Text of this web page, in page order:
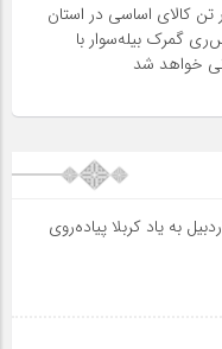
توزیع ۱۲۰هزار تن کالای اساسی در استان
گمرک بیله‌سوار با
خواهد شد
به یاد کربلا پیاده‌روی